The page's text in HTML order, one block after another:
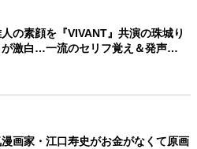
の素顔を『VIVANT』共演の珠城り
が激白…一流のセリフ覚え＆発声…
漫画家・江口寿史がお金がなくて原画